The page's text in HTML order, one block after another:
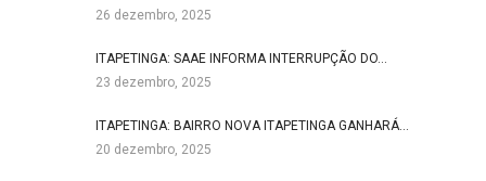
26 dezembro, 2025
ITAPETINGA: SAAE INFORMA INTERRUPÇÃO DO…
23 dezembro, 2025
ITAPETINGA: BAIRRO NOVA ITAPETINGA GANHARÁ…
20 dezembro, 2025